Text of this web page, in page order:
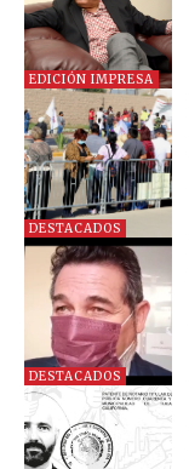
EDICIÓN IMPRESA
DESTACADOS
DESTACADOS